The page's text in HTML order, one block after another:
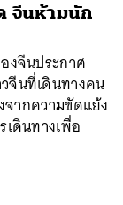
จีนห้ามนัก
งจีนประกาศ
จีนที่เดินทางคน
จากความขัดแย้ง
ดินทางเพื่อ